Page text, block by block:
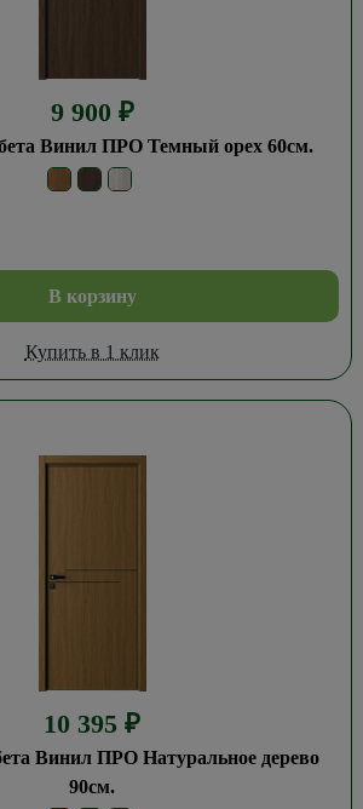
9 900 ₽
Винил ПРО Темный орех 60см.
В корзину
Купить в 1 клик
10 395 ₽
Винил ПРО Натуральное дерево
90см.